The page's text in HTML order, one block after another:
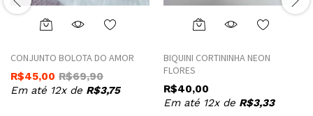
This
has
multiple
variants.
CONJUNTO BOLOTA DO AMOR
R$45,00 R$69,90
Em até 12x de R$3,75
This
has
The
BIQUINI CORTININHA NEON
FLORES
R$40,00
Em até 12x de R$3,33